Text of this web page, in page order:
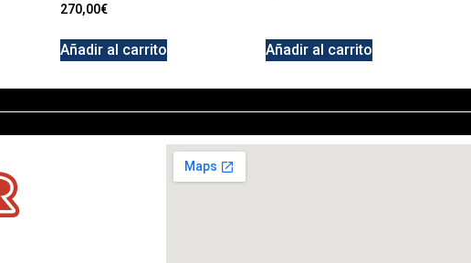
270,00€
Añadir al carrito Añadir al carrito